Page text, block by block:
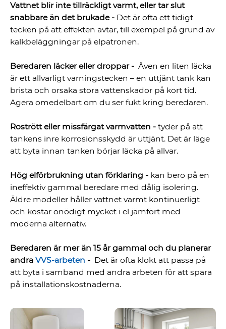
Vattnet blir inte tillräckligt varmt, eller tar slut
snabbare än det brukade - Det är ofta ett tidigt
tecken på att effekten avtar, till exempel på grund av
kalkbeläggningar på elpatronen.
Beredaren läcker eller droppar - Även en liten läcka
är ett allvarligt varningstecken – en uttjänt tank kan
brista och orsaka stora vattenskador på kort tid.
Agera omedelbart om du ser fukt kring beredaren.
Rostrött eller missfärgat varmvatten - tyder på att
tankens inre korrosionsskydd är uttjänt. Det är läge
att byta innan tanken börjar läcka på allvar.
Hög elförbrukning utan förklaring - kan bero på en
ineffektiv gammal beredare med dålig isolering.
Äldre modeller håller vattnet varmt kontinuerligt
och kostar onödigt mycket i el jämfört med
moderna alternativ.
Beredaren är mer än 15 år gammal och du planerar
andraVVS-arbeten - Det är ofta klokt att passa på
att byta i samband med andra arbeten för att spara
på installationskostnaderna.